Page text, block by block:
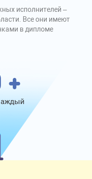
исполнителей –
Все они имеют
в дипломе
+